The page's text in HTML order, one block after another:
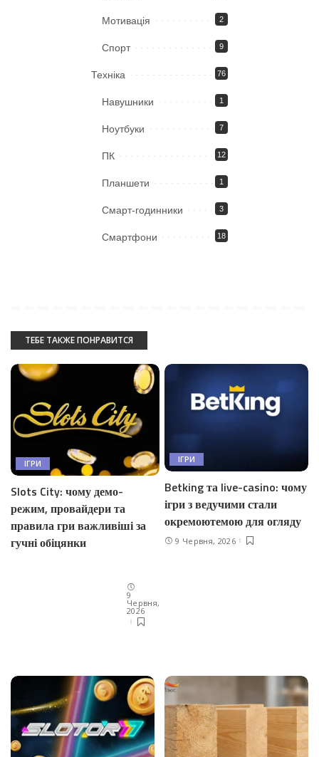
Мотивація 2
Спорт 9
Техніка 76
Навушники 1
Ноутбуки 7
ПК 12
Планшети 1
Смарт-годинники 3
Смартфони 18
ТЕБЕ ТАКЖЕ ПОНРАВИТСЯ
ІГРИ
Slots City: чому демо-
режим, провайдери та
правила гри важливіші за
гучні обіцянки
9
Червня,
2026
ІГРИ
Betking та live-casino: чому
ігри з ведучими стали
окремоютемою для огляду
9 Червня, 2026